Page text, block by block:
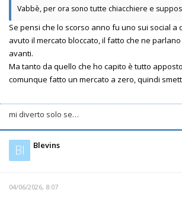
Vabbè, per ora sono tutte chiacchiere e
Se pensi che lo scorso anno fu uno sui social a
avuto il mercato bloccato, il fatto che ne
avanti.
Ma tanto da quello che ho capito è tutto
comunque fatto un mercato a zero, quindi
mi diverto solo se…
Bl Blevins
04/06/2026, 8:07